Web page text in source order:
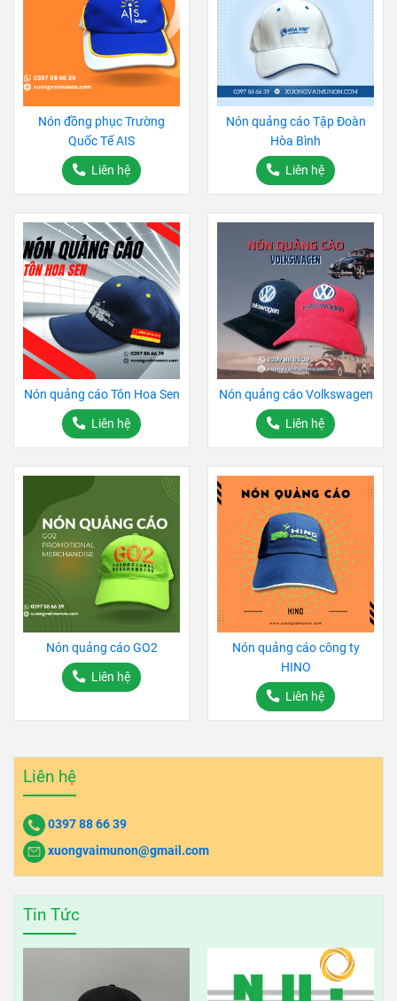
Nón đồng phục Trường
Quốc Tế AIS
Liên hệ
Nón quảng cáo Tập Đoàn
Hòa Bình
Liên hệ
Nón quảng cáo Tôn Hoa Sen
Liên hệ
Nón quảng cáo Volkswagen
Liên hệ
Nón quảng cáo GO2
Liên hệ
Nón quảng cáo công ty
HINO
Liên hệ
Liên hệ
0397 88 66 39
xuongvaimunon@gmail.com
Tin Tức